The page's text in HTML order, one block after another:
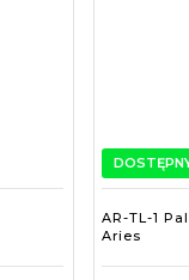
AR-TL-1
Aries